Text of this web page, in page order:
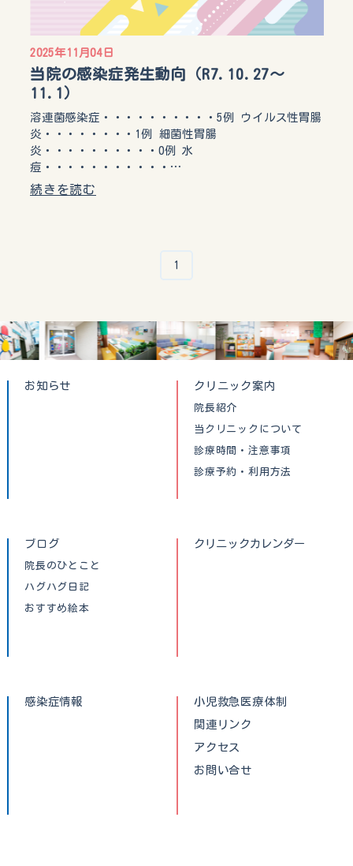
2025年11月04日
当院の感染症発生動向（R7.10.27〜
11.1）
溶連菌感染症・・・・・・・・・・5例 ウイルス性胃腸
炎・・・・・・・・1例 細菌性胃腸
炎・・・・・・・・・・0例 水
痘・・・・・・・・・・・…
続きを読む
1
お知らせ クリニック案内
院長紹介
当クリニックについて
診療時間・注意事項
診療予約・利用方法
ブログ
院長のひとこと
ハグハグ日記
おすすめ絵本
クリニックカレンダー
感染症情報
小児救急医療体制
関連リンク
アクセス
お問い合せ